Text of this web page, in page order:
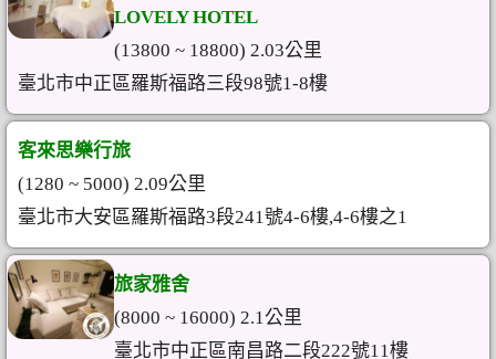
LOVELY HOTEL
(13800 ~ 18800) 2.03公里
臺北市中正區羅斯福路三段98號1-8樓
客來思樂行旅
(1280 ~ 5000) 2.09公里
臺北市大安區羅斯福路3段241號4-6樓,4-6樓之1
旅家雅舍
(8000 ~ 16000) 2.1公里
臺北市中正區南昌路二段222號11樓